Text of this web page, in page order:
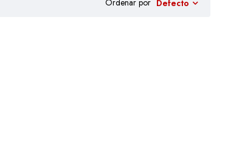
Ordenar por Defecto